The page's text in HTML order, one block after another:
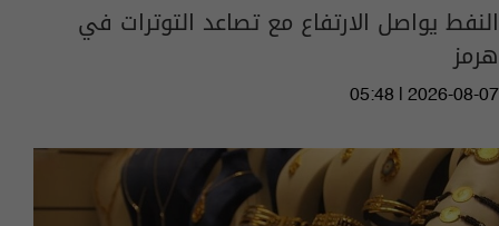
النفط يواصل الارتفاع مع تصاعد التوترات في
هرمز
05:48 | 2026-08-07